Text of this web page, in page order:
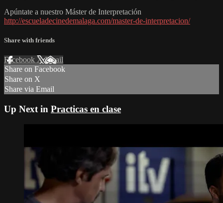
Apúntate a nuestro Máster de Interpretación
http://escueladecinedemalaga.com/master-de-interpretacion/
Share with friends
Facebook XEmail
Share on Facebook
Share on X
Share via Email
Up Next in Practicas en clase